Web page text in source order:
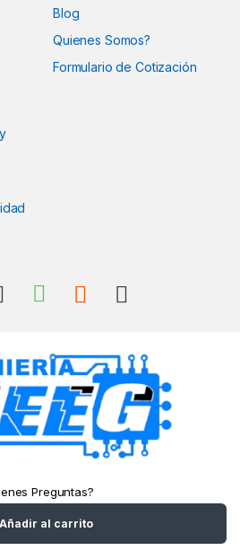
Añadir al carrito
Blog
Quienes Somos?
Formulario de Cotización
Preguntas?
Llámanos